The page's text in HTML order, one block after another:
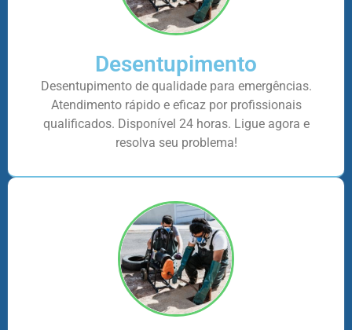
Desentupimento
Desentupimento de qualidade para emergências.
Atendimento rápido e eficaz por profissionais
qualificados. Disponível 24 horas. Ligue agora e
resolva seu problema!